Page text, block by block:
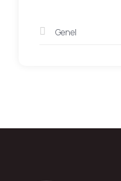
Genel